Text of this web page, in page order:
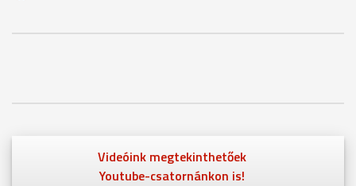
Videóink megtekinthetőek
Youtube-csatornánkon is!